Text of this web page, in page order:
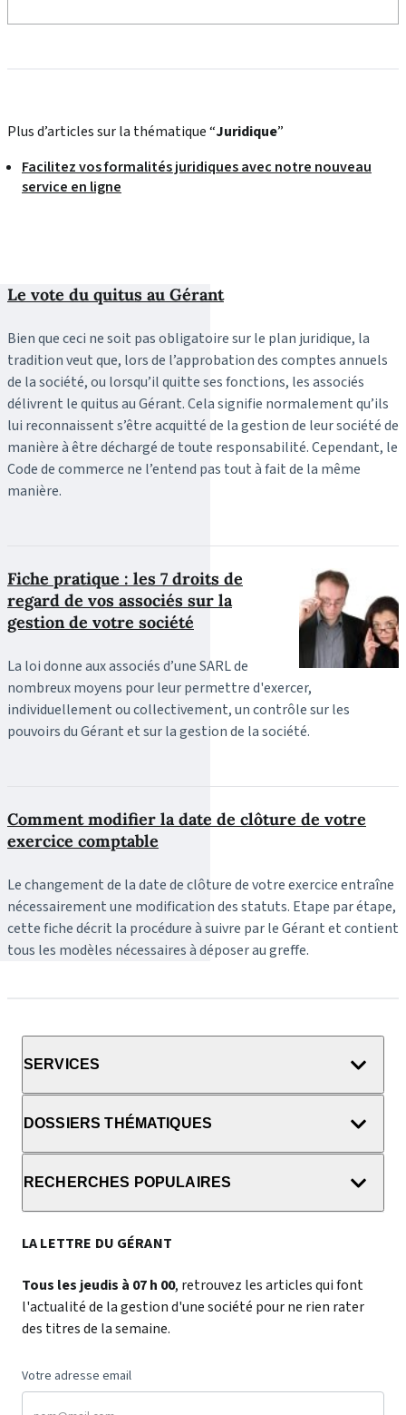
Plus d’articles sur la thématique “Juridique”
Facilitez vos formalités juridiques avec notre nouveau
service en ligne
Le vote du quitus au Gérant
Bien que ceci ne soit pas obligatoire sur le plan juridique, la
tradition veut que, lors de l’approbation des comptes annuels
de la société, ou lorsqu’il quitte ses fonctions, les associés
délivrent le quitus au Gérant. Cela signifie normalement qu’ils
lui reconnaissent s’être acquitté de la gestion de leur société de
manière à être déchargé de toute responsabilité. Cependant, le
Code de commerce ne l’entend pas tout à fait de la même
manière.
Fiche pratique : les 7 droits de
regard de vos associés sur la
gestion de votre société
La loi donne aux associés d’une SARL de
nombreux moyens pour leur permettre d'exercer,
individuellement ou collectivement, un contrôle sur les
pouvoirs du Gérant et sur la gestion de la société.
Comment modifier la date de clôture de votre
exercice comptable
Le changement de la date de clôture de votre exercice entraîne
nécessairement une modification des statuts. Etape par étape,
cette fiche décrit la procédure à suivre par le Gérant et contient
tous les modèles nécessaires à déposer au greffe.
SERVICES
DOSSIERS THÉMATIQUES
RECHERCHES POPULAIRES
LA LETTRE DU GÉRANT
Tous les jeudis à 07 h 00, retrouvez les articles qui font
l'actualité de la gestion d'une société pour ne rien rater
des titres de la semaine.
Votre adresse email